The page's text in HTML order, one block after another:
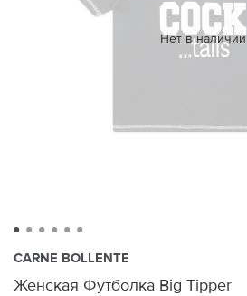
Нет в наличии
CARNE BOLLENTE
Женская Футболка Big Tipper